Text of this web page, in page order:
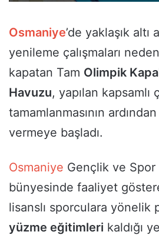
Osmaniye’de yaklaşık altı
yenileme çalışmaları
kapatan Tam Olimpik
Havuzu, yapılan kapsamlı
tamamlanmasının
vermeye başladı.
Osmaniye Gençlik ve
bünyesinde faaliyet
lisanslı sporculara yönelik
yüzme eğitimleri kaldığı